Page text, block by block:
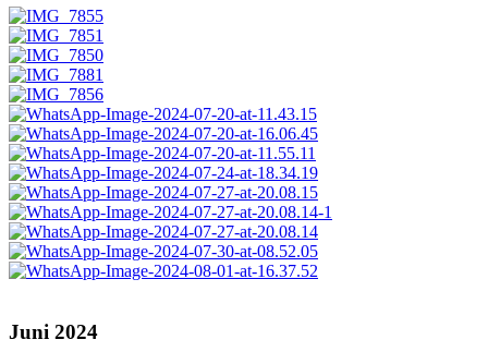
Juni 2024